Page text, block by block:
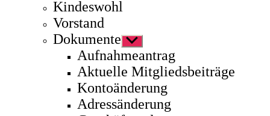
Kindeswohl
Vorstand
Dokumente Untermenü
anzeigen
Aufnahmeantrag
Aktuelle Mitgliedsbeiträge
Kontoänderung
Adressänderung